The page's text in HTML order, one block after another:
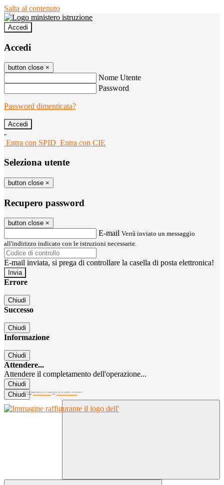
Salta al contenuto
Accedi
Accedi
button close ×
Nome Utente
Password
Password dimenticata?
-
Entra con SPID Entra con CIE
Seleziona utente
button close ×
Recupero password
button close ×
E-mail Verrà inviato un messaggio
all'indirizzo indicato con le istruzioni necessarie.
E-mail inviata, si prega di controllare la casella di posta elettronica!
Errore
Chiudi
Successo
Chiudi
Informazione
Chiudi
Attendere...
Attendere il completamento dell'operazione...
Chiudi
Chiudi
C.M. MIRC300004 | C.F. 97040260156 | Tel. 02.8260979 - 02.89300137
EMAIL: mirc300004@istruzione.it | PEC: mirc300004@pec.istruzione.it